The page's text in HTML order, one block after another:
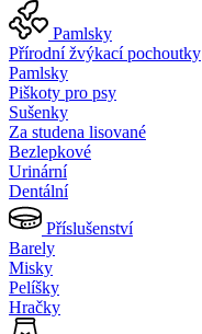
Pamlsky
Přírodní žvýkací pochoutky
Pamlsky
Piškoty pro psy
Sušenky
Za studena lisované
Bezlepkové
Urinární
Dentální
Příslušenství
Barely
Misky
Pelíšky
Hračky